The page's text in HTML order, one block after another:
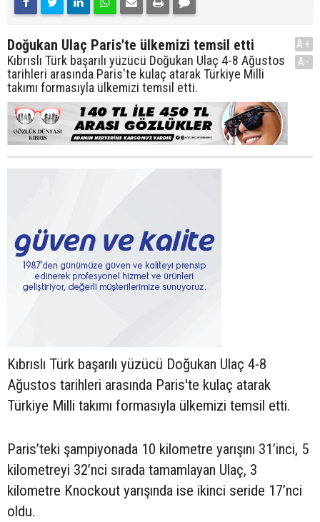
Doğukan Ulaç Paris'te ülkemizi temsil etti
Kıbrıslı Türk başarılı yüzücü Doğukan Ulaç 4-8 Ağustos
tarihleri arasında Paris'te kulaç atarak Türkiye Milli
takımı formasıyla ülkemizi temsil etti.
A+
A-
Kıbrıslı Türk başarılı yüzücü Doğukan Ulaç 4-8
Ağustos tarihleri arasında Paris'te kulaç atarak
Türkiye Milli takımı formasıyla ülkemizi temsil etti.
Paris’teki şampiyonada 10 kilometre yarışını 31’inci, 5
kilometreyi 32’nci sırada tamamlayan Ulaç, 3
kilometre Knockout yarışında ise ikinci seride 17’nci
oldu.